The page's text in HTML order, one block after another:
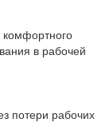
в рабочей
потери рабочих